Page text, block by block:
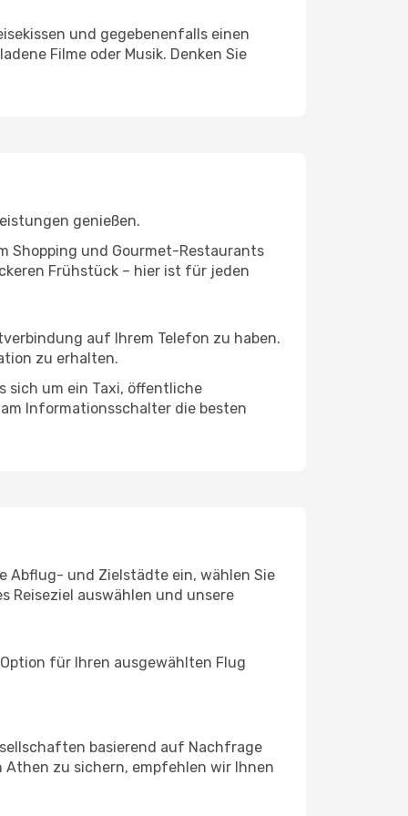
und gegebenenfalls einen
Filme oder Musik. Denken Sie
genießen.
Shopping und Gourmet-Restaurants
Frühstück – hier ist für jeden
auf Ihrem Telefon zu haben.
zu erhalten.
sich um ein Taxi, öffentliche
Informationsschalter die besten
Abflug- und Zielstädte ein, wählen Sie
Reiseziel auswählen und unsere
für Ihren ausgewählten Flug
basierend auf Nachfrage
zu sichern, empfehlen wir Ihnen